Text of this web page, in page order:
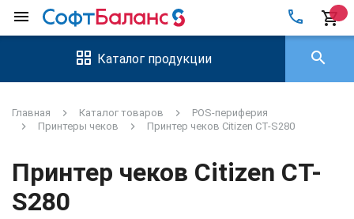
menu local_phone shopping_cart
Каталог продукции search
Главная Каталог товаров
POS-периферия
Принтеры чеков
Принтер чеков Citizen CT-S280
Принтер чеков Citizen CT-
S280